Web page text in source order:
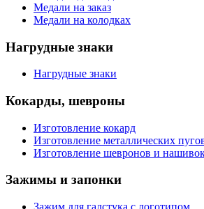
Медали на заказ
Медали на колодках
Нагрудные знаки
Нагрудные знаки
Кокарды, шевроны
Изготовление кокард
Изготовление металлических
Изготовление шевронов и
Зажимы и запонки